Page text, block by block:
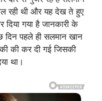
रही थी और यह देख ते हुए
गया है जानकारी के
पहले ही सलमान खान
की कर दी गई जिसकी
था।